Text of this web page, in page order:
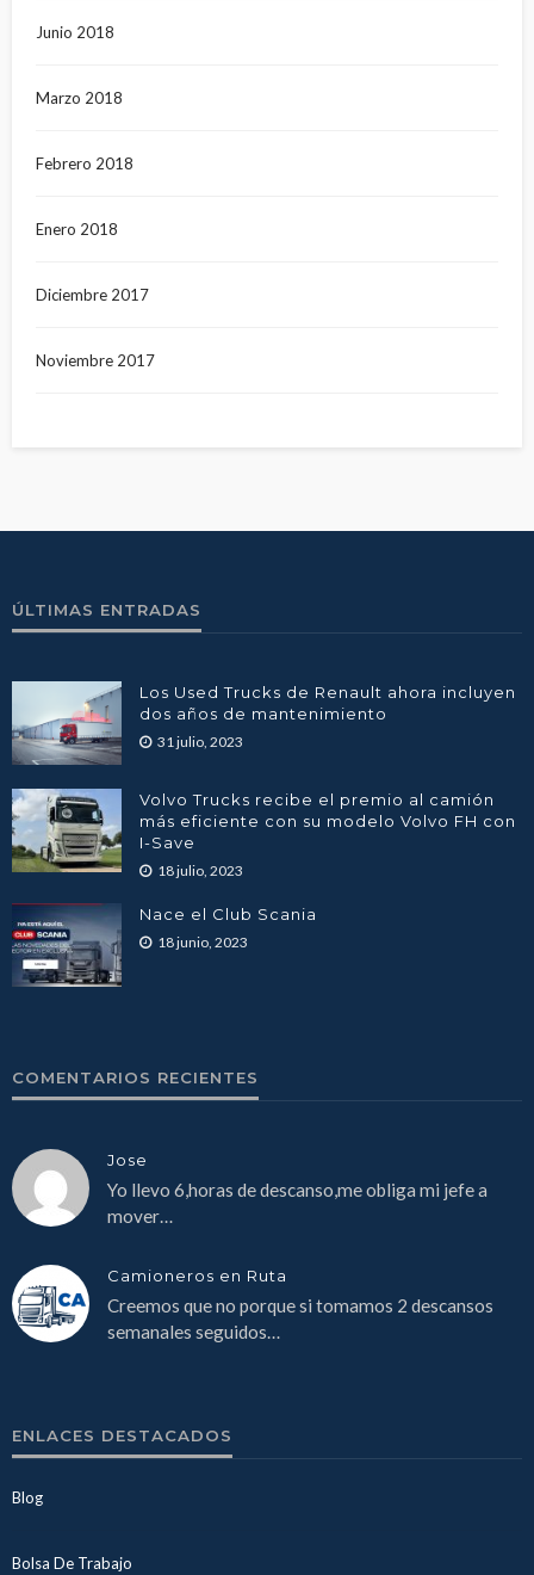
Junio 2018
Marzo 2018
Febrero 2018
Enero 2018
Diciembre 2017
Noviembre 2017
ÚLTIMAS ENTRADAS
Los Used Trucks de Renault ahora incluyen
dos años de mantenimiento
31 julio, 2023
Volvo Trucks recibe el premio al camión
más eficiente con su modelo Volvo FH con
I-Save
18 julio, 2023
Nace el Club Scania
18 junio, 2023
COMENTARIOS RECIENTES
Jose
Yo llevo 6,horas de descanso,me obliga mi jefe a
mover…
Camioneros en Ruta
Creemos que no porque si tomamos 2 descansos
semanales seguidos…
ENLACES DESTACADOS
Blog
Bolsa De Trabajo